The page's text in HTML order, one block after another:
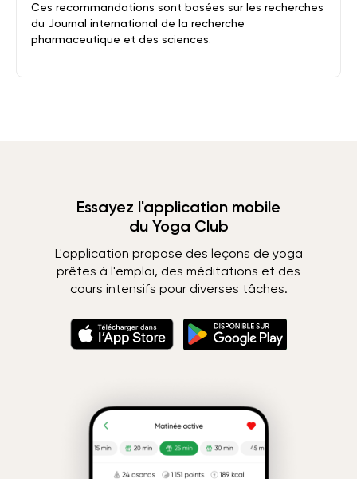
Ces recommandations sont basées sur les recherches
du Journal international de la recherche
pharmaceutique et des sciences.
Essayez l'application mobile
du Yoga Club
L'application propose des leçons de yoga
prêtes à l'emploi, des méditations et des
cours intensifs pour diverses tâches.